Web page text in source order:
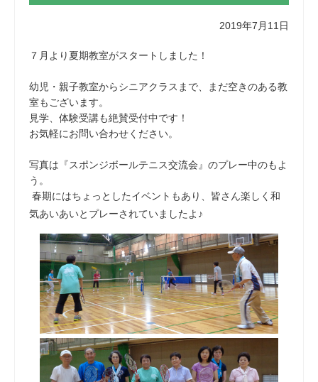
2019年7月11日
７月より夏期教室がスタートしました！
幼児・親子教室からシニアクラスまで、まだ空きのある教
室もございます。
見学、体験受講も絶賛受付中です！
お気軽にお問い合わせください。
写真は『スポンジボールテニス交流会』のプレー中のもよ
う。
春期にはちょっとしたイベントもあり、皆さん楽しく和
気あいあいとプレーされていましたよ♪